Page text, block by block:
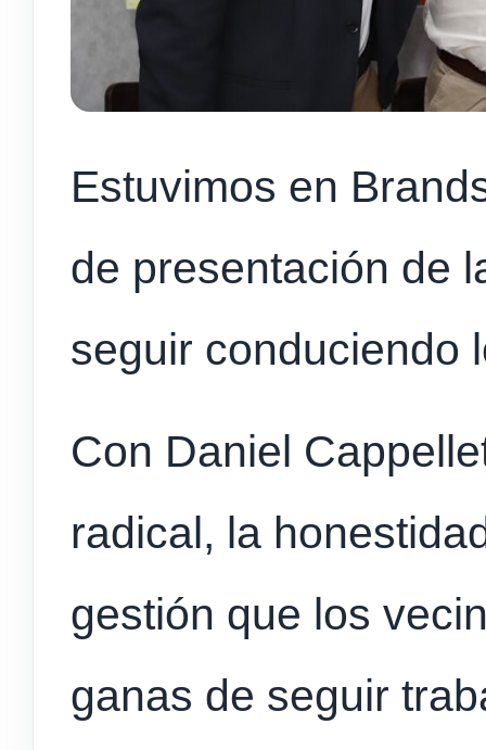
Estuvimos en
de presentación de
seguir conduciendo
Con Daniel
radical, la
gestión que los
ganas de seguir